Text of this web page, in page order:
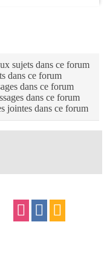
sujets dans ce forum
dans ce forum
dans ce forum
dans ce forum
jointes dans ce forum